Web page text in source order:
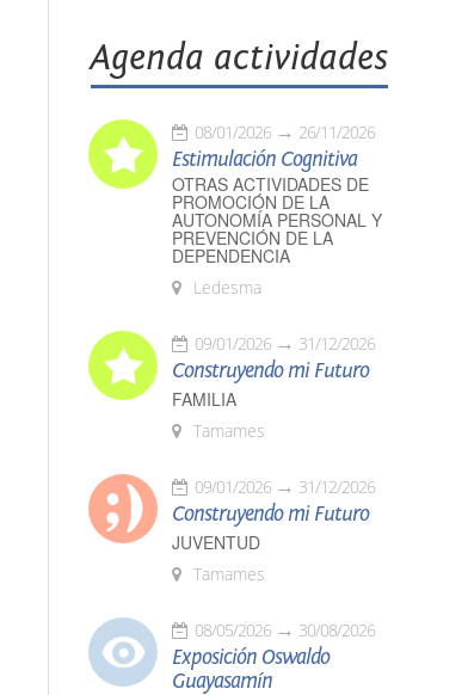
Agenda actividades
08/01/2026 26/11/2026
Estimulación Cognitiva
OTRAS ACTIVIDADES DE
PROMOCIÓN DE LA
AUTONOMÍA PERSONAL Y
PREVENCIÓN DE LA
DEPENDENCIA
Ledesma
09/01/2026 31/12/2026
Construyendo mi Futuro
FAMILIA
Tamames
09/01/2026 31/12/2026
Construyendo mi Futuro
JUVENTUD
Tamames
08/05/2026 30/08/2026
Exposición Oswaldo
Guayasamín